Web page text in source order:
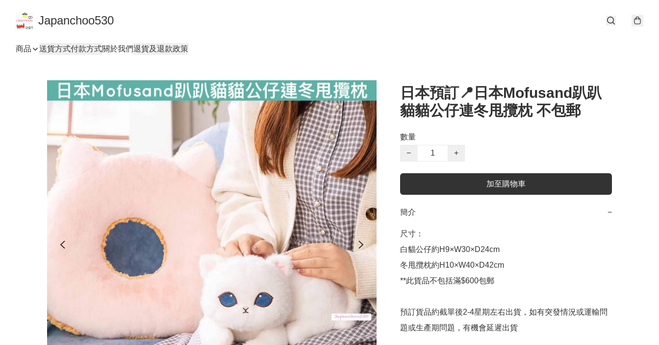
Japanchoo530
商品 送貨方式付款方式關於我們退貨及退款政策
日本預訂📍日本Mofusand趴趴
貓貓公仔連冬甩攬枕 不包郵
數量
−
+
加至購物車
簡介 −
尺寸：
白貓公仔約H9×W30×D24cm
冬甩攬枕約H10×W40×D42cm
**此貨品不包括滿$600包郵
預訂貨品約截單後2-4星期左右出貨，如有突發情況或運輸問
題或生產期問題，有機會延遲出貨